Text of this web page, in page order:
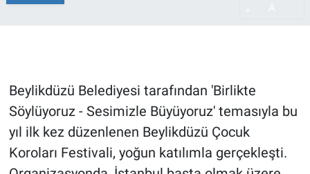
Beylikdüzü Belediyesi tarafından 'Birlikte
Söylüyoruz - Sesimizle Büyüyoruz' temasıyla bu
yıl ilk kez düzenlenen Beylikdüzü Çocuk
Koroları Festivali, yoğun katılımla gerçekleşti.